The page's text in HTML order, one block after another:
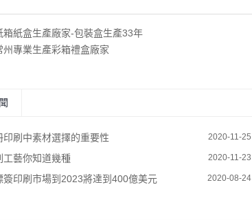
箱紙盒生產廠家-包裝盒生產33年
州專業生產彩箱禮盒廠家
印刷中素材選擇的重要性 2020-11-25
工藝你知道幾種 2020-11-23
簽印刷市場到2023將達到400億美元 2020-08-24